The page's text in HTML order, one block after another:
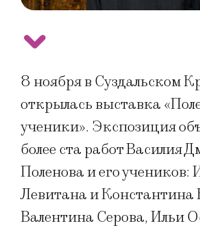
8 ноября в Суздальском
открылась выставка
ученики». Экспозиция
более ста работ Василия
Поленова и его учеников:
Левитана и Константина
Валентина Серова, Ильи